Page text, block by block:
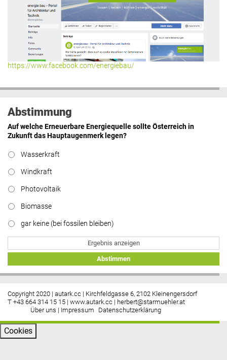
https://www.facebook.com/energiebau/
Abstimmung
Auf welche Erneuerbare Energiequelle sollte Österreich in
Zukunft das Hauptaugenmerk legen?
Wasserkraft
Windkraft
Photovoltaik
Biomasse
gar keine (bei fossilen bleiben)
Ergebnis anzeigen
Abstimmen
Copyright 2020 | autark.cc | Kirchfeldgasse 6, 2102 Kleinengersdorf
T +43 664 314 15 15 | www.autark.cc | herbert@starmuehler.at
Über uns | Impressum Datenschutzerklärung
Cookies